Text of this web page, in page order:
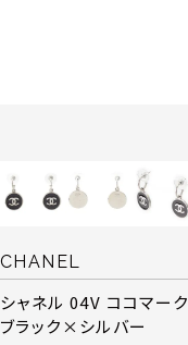
CHANEL
シャネル 04V ココマー
ブラック×シルバー